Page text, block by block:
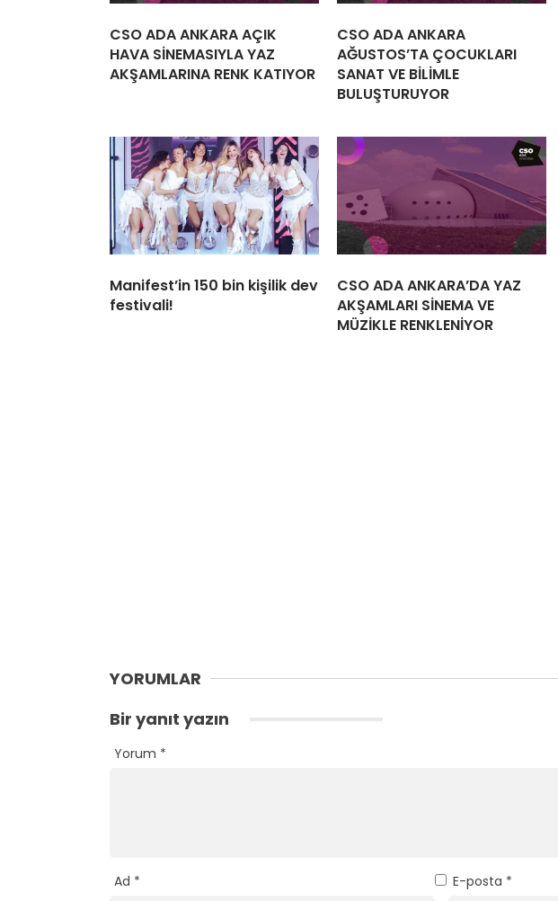
CSO ADA ANKARA AÇIK
HAVA SİNEMASIYLA YAZ
AKŞAMLARINA RENK KATIYOR
CSO ADA ANKARA
AĞUSTOS’TA ÇOCUKLARI
SANAT VE BİLİMLE
BULUŞTURUYOR
Manifest’in 150 bin kişilik dev
festivali!
CSO ADA ANKARA’DA YAZ
AKŞAMLARI SİNEMA VE
MÜZİKLE RENKLENİYOR
YORUMLAR
Bir yanıt yazın
Yorum *
Ad * E-posta *